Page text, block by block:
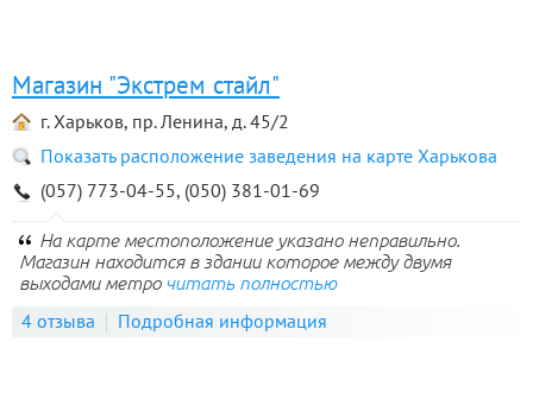
Магазин "Экстрем стайл"
г. Харьков, пр. Ленина, д. 45/2
Показать расположение заведения на карте Харькова
(057) 773-04-55, (050) 381-01-69
На карте местоположение указано неправильно.
Магазин находится в здании которое между двумя
выходами метро читать полностью
4 отзыва Подробная информация